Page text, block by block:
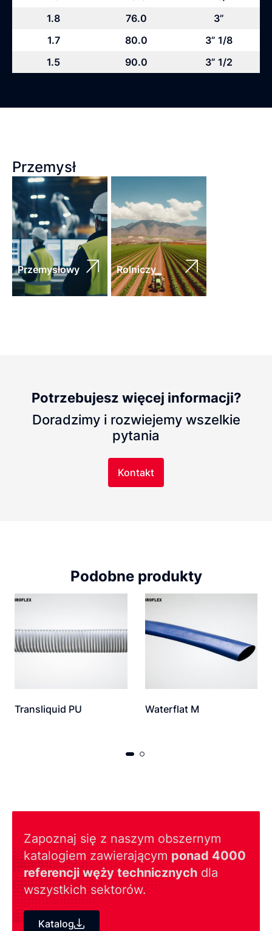
1.8
76.0
3”
1.7
80.0
3” 1/8
1.5
90.0 3” 1/2
Przemysł
Przemysłowy Rolniczy
Potrzebujesz więcej informacji?
Doradzimy i rozwiejemy wszelkie
pytania
Kontakt
Podobne produkty
Transliquid PU Waterflat M
Zapoznaj się z naszym obszernym
katalogiem zawierającym ponad 4000
referencji węży technicznych dla
wszystkich sektorów.
Katalog